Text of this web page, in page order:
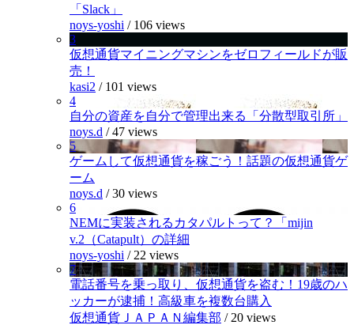
「Slack」
noys-yoshi / 106 views
3
仮想通貨マイニングマシンをゼロフィールドが販
売！
kasi2 / 101 views
4
自分の資産を自分で管理出来る「分散型取引所」
noys.d /47 views
5
ゲームして仮想通貨を稼ごう！話題の仮想通貨ゲ
ーム
noys.d /30 views
6
NEMに実装されるカタパルトって？「mijin
v.2（Catapult）の詳細
noys-yoshi / 22 views
7
電話番号を乗っ取り、仮想通貨を盗む！19歳のハ
ッカーが逮捕！高級車を複数台購入
仮想通貨ＪＡＰＡＮ編集部 / 20 views